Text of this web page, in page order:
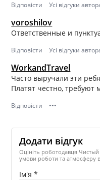
Відповісти Усі відгуки
voroshilov
Ответственные и
Відповісти Усі відгуки
WorkandTravel
Часто выручали эти
Платят честно, требуют
Відповісти •••
Додати відгук
Оцініть роботодавця
умови роботи та атмосферу
Ім'я *